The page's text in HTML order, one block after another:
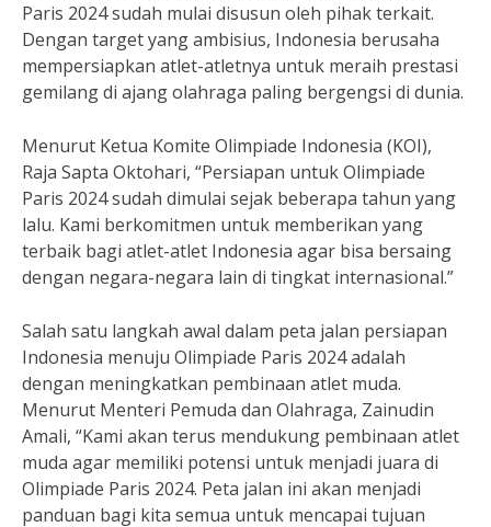
Paris 2024 sudah mulai disusun oleh pihak terkait.
Dengan target yang ambisius, Indonesia berusaha
mempersiapkan atlet-atletnya untuk meraih prestasi
gemilang di ajang olahraga paling bergengsi di dunia.
Menurut Ketua Komite Olimpiade Indonesia (KOI),
Raja Sapta Oktohari, “Persiapan untuk Olimpiade
Paris 2024 sudah dimulai sejak beberapa tahun yang
lalu. Kami berkomitmen untuk memberikan yang
terbaik bagi atlet-atlet Indonesia agar bisa bersaing
dengan negara-negara lain di tingkat internasional.”
Salah satu langkah awal dalam peta jalan persiapan
Indonesia menuju Olimpiade Paris 2024 adalah
dengan meningkatkan pembinaan atlet muda.
Menurut Menteri Pemuda dan Olahraga, Zainudin
Amali, “Kami akan terus mendukung pembinaan atlet
muda agar memiliki potensi untuk menjadi juara di
Olimpiade Paris 2024. Peta jalan ini akan menjadi
panduan bagi kita semua untuk mencapai tujuan